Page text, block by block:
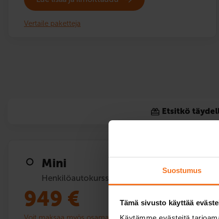
Suostumus
Tämä sivusto käyttää
Vertaile paketteja
Etsitkö
Mini
Henkilöautokurssi (B)
949 €